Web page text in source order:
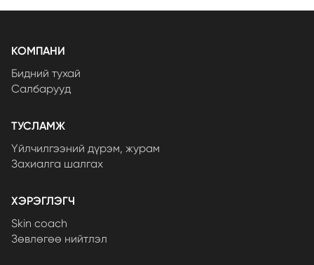
КОМПАНИ
Бидний тухай
Салбарууд
ТУСЛАМЖ
Үйлчилгээний дүрэм, журам
Захиалга шалгах
ХЭРЭГЛЭГЧ
Skin coach
Зөвлөгөө нийтлэл